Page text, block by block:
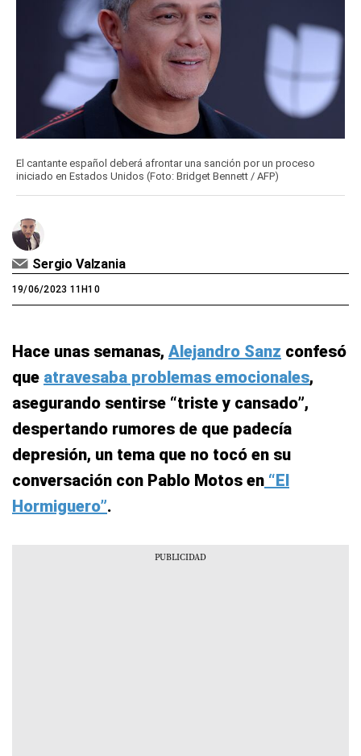
El cantante español deberá afrontar una sanción por un proceso
iniciado en Estados Unidos (Foto: Bridget Bennett / AFP)
Sergio Valzania
19/06/2023 11H10
Hace unas semanas, Alejandro Sanz confesó
que atravesaba problemas emocionales,
asegurando sentirse “triste y cansado”,
despertando rumores de que padecía
depresión, un tema que no tocó en su
conversación con Pablo Motos en “El
Hormiguero”.